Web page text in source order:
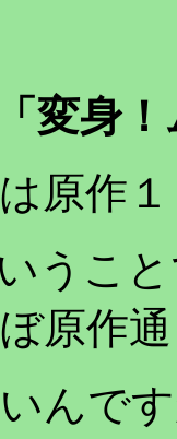
変身
原作
うこ
原作
んで